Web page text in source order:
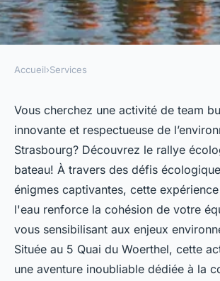
Team building à
organisez un rallye
en bateau
Noémie•25 juillet 2024• 4 min de lecture
Accueil›Services
Vous cherchez une activité de team
innovante et respectueuse de
Strasbourg? Découvrez le rallye
bateau! À travers des défis
énigmes captivantes, cette
l'eau renforce la cohésion de votre
vous sensibilisant aux enjeux
Située au 5 Quai du Woerthel, cette
une aventure inoubliable dédiée à la